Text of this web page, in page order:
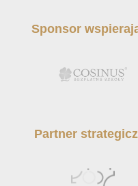
Sponsor
Partner